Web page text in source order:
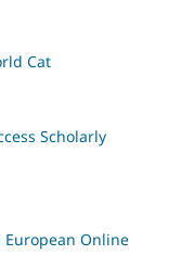
Cat
Scholarly
European Online